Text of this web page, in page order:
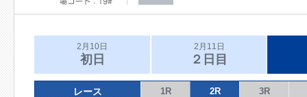
2月10日
初日
2月11日
２日目
レース 1R 2R 3R